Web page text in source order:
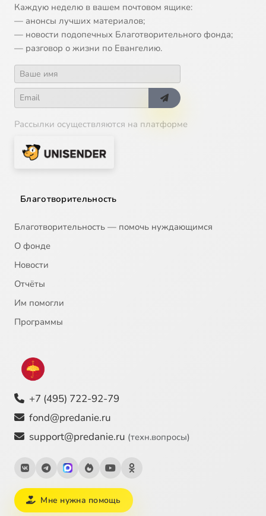
Каждую неделю в вашем почтовом ящике:
— анонсы лучших материалов;
— новости подопечных Благотворительного фонда;
— разговор о жизни по Евангелию.
Рассылки осуществляются на платформе
Благотворительность
Благотворительность — помочь нуждающимся
О фонде
Новости
Отчёты
Им помогли
Программы
+7 (495) 722-92-79
fond@predanie.ru
support@predanie.ru (техн.вопросы)
Мне нужна помощь